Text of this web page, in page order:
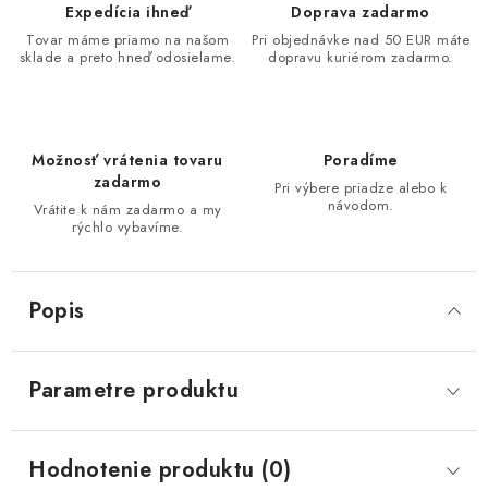
Expedícia ihneď
Tovar máme priamo na našom
sklade a preto hneď odosielame.
Doprava zadarmo
Pri objednávke nad 50 EUR máte
dopravu kuriérom zadarmo.
Možnosť vrátenia tovaru
zadarmo
Vrátite k nám zadarmo a my
rýchlo vybavíme.
Poradíme
Pri výbere priadze alebo k
návodom.
Popis
Parametre produktu
Hodnotenie produktu (0)